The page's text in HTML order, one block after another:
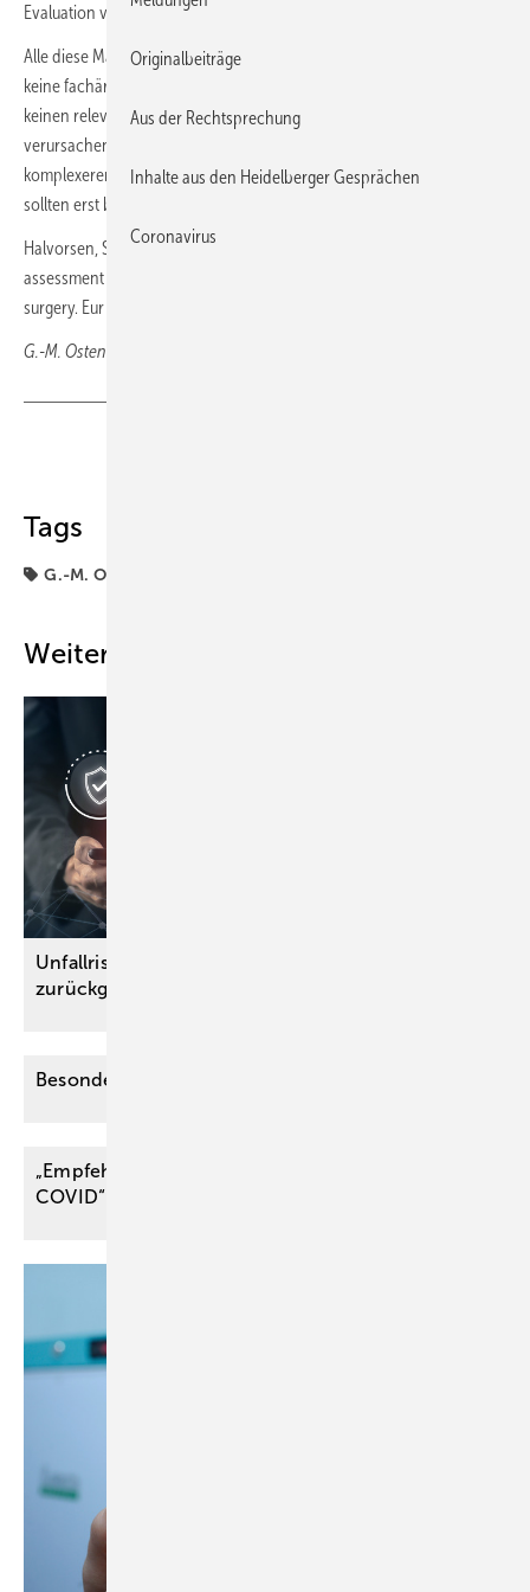
Evaluation von „Frailty“ (Gebrechlichkeit)
Alle diese Maßnahmen sind einfach, so Schirmer, erfordern zunächst
keine fachärztliche internistisch-kardiologische Betreuung und sollten
keinen relevanten zeitlichen Aufschub eines (elektiven) Eingriffes
verursachen. Eine fachärztliche Vorstellung und die Durchführung
komplexerer technischer Untersuchungen (z. B. Echokardiographie)
sollten erst bei entsprechenden Auffälligkeiten erfolgen.
Halvorsen, S. et al. (2022). 2022 ESC Guidelines on cardiovascular
assessment and management of patients undergoing non-cardiac
surgery. Eur Heart J, 43, 3826-3924.
G.-M. Ostendorf, Wiesbaden
Tags
G.-M. Ostendorf
Weitere Inhalte
Unfallrisiko bei der Arbeit 2024 erneut
zurückgegangen
Besondere Anforderungen der Therapie im
„Empfehlung für die Begutachtung von Post
COVID“ der
Originalbeiträge
Aus der Rechtsprechung
Inhalte aus den Heidelberger Gesprächen
Coronavirus